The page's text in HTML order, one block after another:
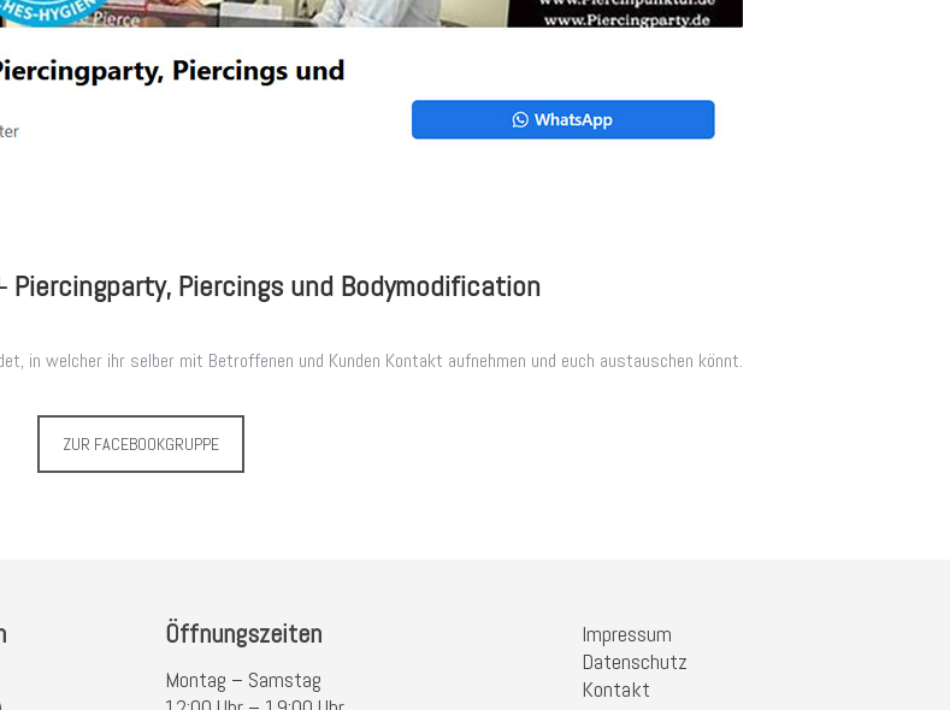
Piercingparty, Piercings und Bodymodification
in welcher ihr selber mit Betroffenen und Kunden Kontakt aufnehmen und euch austauschen könnt.
ZUR FACEBOOKGRUPPE
Öffnungszeiten
Montag – Samstag
Impressum
Datenschutz
Kontakt